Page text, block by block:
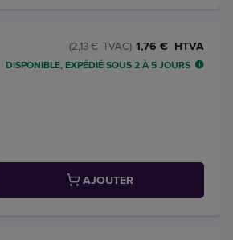
1,76 € HTVA
(2,13 € TVAC)
DISPONIBLE, EXPÉDIÉ SOUS 2 À 5 JOURS
AJOUTER